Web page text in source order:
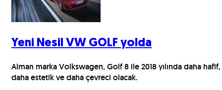
Yeni Nesil VW GOLF yolda
Alman marka Volkswagen, Golf 8 ile 2018 yılında daha hafif,
daha estetik ve daha çevreci olacak.